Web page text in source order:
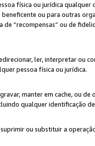
física ou jurídica
ou para outras
“recompensas” ou de
ler, interpretar
pessoa física ou jurídica.
manter em cache, ou
qualquer identificação
ou substituir a